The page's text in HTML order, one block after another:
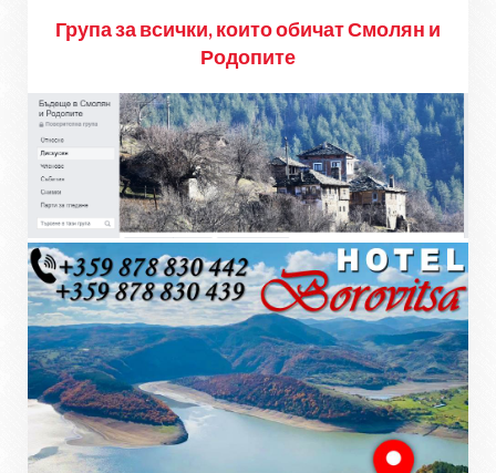
Група за всички, които обичат Смолян и
Родопите